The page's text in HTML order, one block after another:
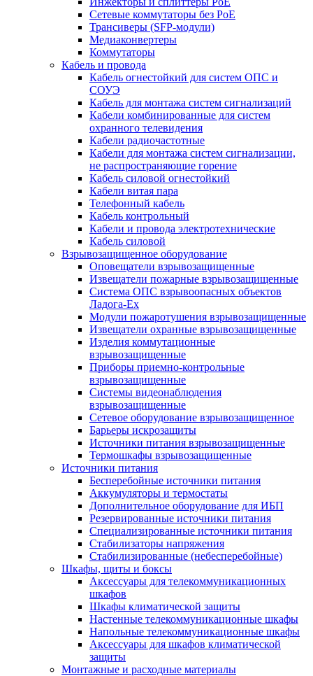
Сетевые коммутаторы без РоЕ
Трансиверы (SFP-модули)
Медиаконвертеры
Коммутаторы
Кабель и провода
Кабель огнестойкий для систем ОПС и
СОУЭ
Кабель для монтажа систем сигнализаций
Кабели комбинированные для систем
охранного телевидения
Кабели радиочастотные
Кабели для монтажа систем сигнализации,
не распространяющие горение
Кабель силовой огнестойкий
Кабели витая пара
Телефонный кабель
Кабель контрольный
Кабели и провода электротехнические
Кабель силовой
Взрывозащищенное оборудование
Оповещатели взрывозащищенные
Извещатели пожарные взрывозащищенные
Система ОПС взрывоопасных объектов
Ладога-Ex
Модули пожаротушения взрывозащищенные
Извещатели охранные взрывозащищенные
Изделия коммутационные
взрывозащищенные
Приборы приемно-контрольные
взрывозащищенные
Системы видеонаблюдения
взрывозащищенные
Сетевое оборудование взрывозащищенное
Барьеры искрозащиты
Источники питания взрывозащищенные
Термошкафы взрывозащищенные
Источники питания
Бесперебойные источники питания
Аккумуляторы и термостаты
Дополнительное оборудование для ИБП
Резервированные источники питания
Специализированные источники питания
Стабилизаторы напряжения
Стабилизированные (небесперебойные)
Шкафы, щиты и боксы
Аксессуары для телекоммуникационных
шкафов
Шкафы климатической защиты
Настенные телекоммуникационные шкафы
Напольные телекоммуникационные шкафы
Аксессуары для шкафов климатической
защиты
Монтажные и расходные материалы